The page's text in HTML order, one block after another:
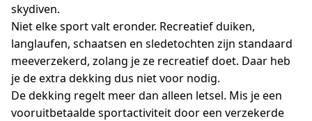
skydiven.
Niet elke sport valt eronder. Recreatief duiken,
langlaufen, schaatsen en sledetochten zijn standaard
meeverzekerd, zolang je ze recreatief doet. Daar heb
je de extra dekking dus niet voor nodig.
De dekking regelt meer dan alleen letsel. Mis je een
vooruitbetaalde sportactiviteit door een verzekerde